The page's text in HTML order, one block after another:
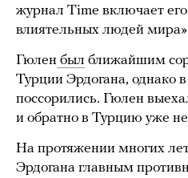
журнал Time включает
влиятельных людей
Гюлен был ближайшим
Турции Эрдогана, однако
поссорились. Гюлен
и обратно в Турцию уже не
На протяжении многих
Эрдогана главным